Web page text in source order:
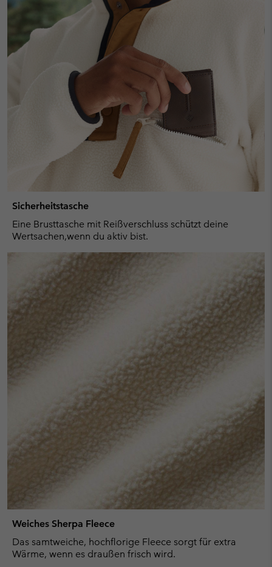
Sicherheitstasche
Eine Brusttasche mit Reißverschluss schützt deine
Wertsachen,wenn du aktiv bist.
Weiches Sherpa Fleece
Das samtweiche, hochflorige Fleece sorgt für extra
Wärme, wenn es draußen frisch wird.